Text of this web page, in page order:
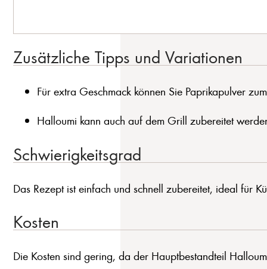
Zusätzliche Tipps und Variationen
Für extra Geschmack können Sie Paprikapulver
Halloumi kann auch auf dem Grill zubereitet
Schwierigkeitsgrad
Das Rezept ist einfach und schnell zubereitet, ideal für
Kosten
Die Kosten sind gering, da der Hauptbestandteil